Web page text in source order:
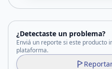
¿Detectaste un problema?
Enviá un reporte si este producto
plataforma.